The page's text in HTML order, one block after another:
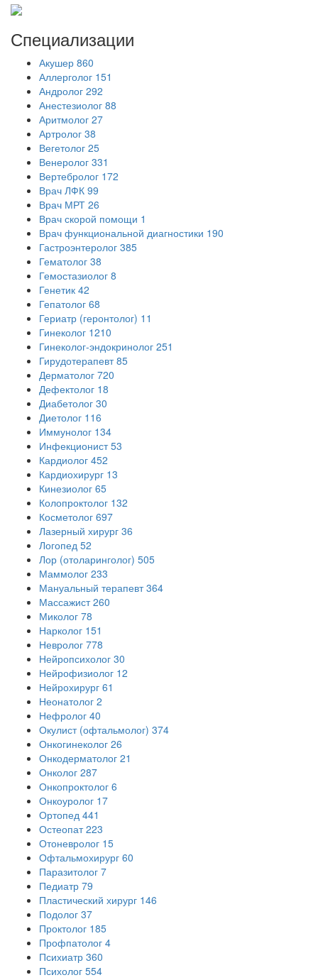
Специализации
Акушер 860
Аллерголог 151
Андролог 292
Анестезиолог 88
Аритмолог 27
Артролог 38
Вегетолог 25
Венеролог 331
Вертебролог 172
Врач ЛФК 99
Врач МРТ 26
Врач скорой помощи 1
Врач функциональной диагностики 190
Гастроэнтеролог 385
Гематолог 38
Гемостазиолог 8
Генетик 42
Гепатолог 68
Гериатр (геронтолог) 11
Гинеколог 1210
Гинеколог-эндокринолог 251
Гирудотерапевт 85
Дерматолог 720
Дефектолог 18
Диабетолог 30
Диетолог 116
Иммунолог 134
Инфекционист 53
Кардиолог 452
Кардиохирург 13
Кинезиолог 65
Колопроктолог 132
Косметолог 697
Лазерный хирург 36
Логопед 52
Лор (отоларинголог) 505
Маммолог 233
Мануальный терапевт 364
Массажист 260
Миколог 78
Нарколог 151
Невролог 778
Нейропсихолог 30
Нейрофизиолог 12
Нейрохирург 61
Неонатолог 2
Нефролог 40
Окулист (офтальмолог) 374
Онкогинеколог 26
Онкодерматолог 21
Онколог 287
Онкопроктолог 6
Онкоуролог 17
Ортопед 441
Остеопат 223
Отоневролог 15
Офтальмохирург 60
Паразитолог 7
Педиатр 79
Пластический хирург 146
Подолог 37
Проктолог 185
Профпатолог 4
Психиатр 360
Психолог 554